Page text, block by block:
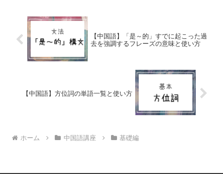
【中国語】「是～的」すでに起こった過
去を強調するフレーズの意味と使い方
【中国語】方位詞の単語一覧と使い方
ホーム 中国語講座 基礎編